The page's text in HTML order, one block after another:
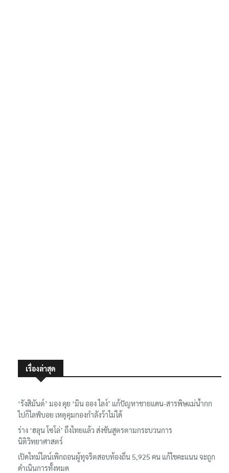
เรื่องล่าสุด
‘รังสิมันต์’ มอง คุย ‘มิน ออง ไลง์’ แก้ปัญหาชายแดน-สารพิษแม่น้ำกก
ไปก็ไลฟ์บอย เหตุคุมกองกำลังว้าไม่ได้
ร่าง ‘ฮลุน โซโล่’ ถึงไทยแล้ว ส่งชันสูตรตามกระบวนการ
นิติวิทยาศาสตร์
เปิดไทม์ไลน์เพิกถอนผู้ทุจริตสอบท้องถิ่น 5,925 คน แก้ไขคะแนน จะถูก
ดำเนินการทั้งหมด